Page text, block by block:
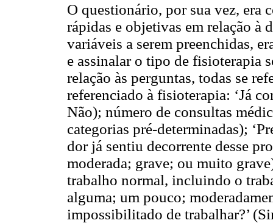
O questionário, por sua vez, era
rápidas e objetivas em relação à
variáveis a serem preenchidas,
e assinalar o tipo de fisioterapia
relação às perguntas, todas se
referenciado à fisioterapia: ‘Já
Não); número de consultas
categorias pré-determinadas);
dor já sentiu decorrente desse
moderada; grave; ou muito
trabalho normal, incluindo o
alguma; um pouco;
impossibilitado de trabalhar?’